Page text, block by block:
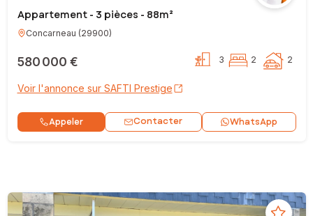
Appartement - 3 pièces - 88m²
Concarneau (29900)
580 000 € 3 2 2
Voir l'annonce sur SAFTI Prestige
Appeler Contacter WhatsApp